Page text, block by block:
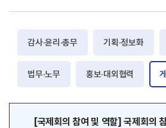
감사·윤리·총무 기획·정보화
법무·노무 홍보·대외협력
[국제회의 참여 및 역할] 국제회의